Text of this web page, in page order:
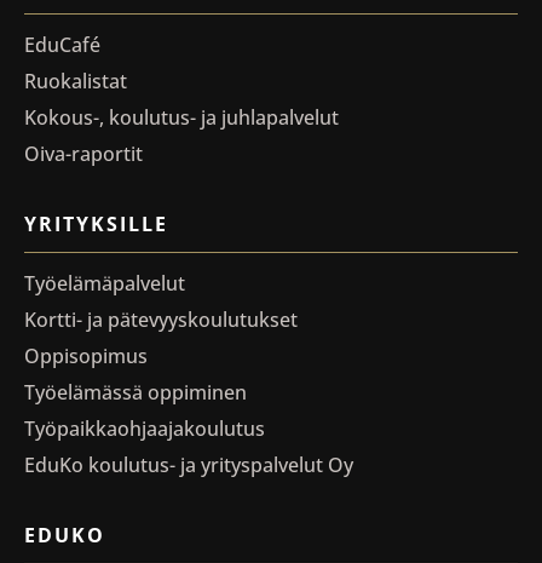
EduCafé
Ruokalistat
Kokous-, koulutus- ja juhlapalvelut
Oiva-raportit
YRITYKSILLE
Työelämäpalvelut
Kortti- ja pätevyyskoulutukset
Oppisopimus
Työelämässä oppiminen
Työpaikkaohjaajakoulutus
EduKo koulutus- ja yrityspalvelut Oy
EDUKO